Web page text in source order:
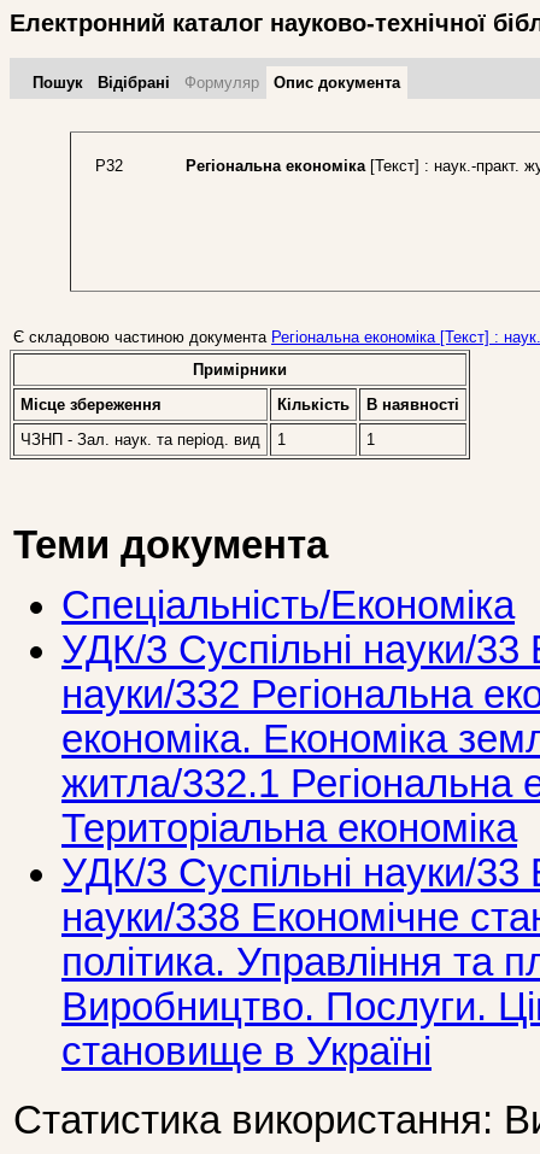
Електронний каталог науково-технічної
Пошук Відібрані Формуляр Опис документа
Р32 Регіональна економіка [Текст] : наук.-практ.
Є складовою частиною документа Регіональна економіка [Текст] :
Примірники
Місце збереження
Кількість
В наявностi
ЧЗНП - Зал. наук. та період. вид
1 1
Теми документа
Спеціальність/Економіка
УДК/3 Суспiльнi науки/33
науки/332 Регіональна
економіка. Економіка
житла/332.1 Регіональна
Територіальна економіка
УДК/3 Суспiльнi науки/33
науки/338 Економічне
політика. Управління та
Виробництво. Послуги.
становище в Україні
Статистика використання: